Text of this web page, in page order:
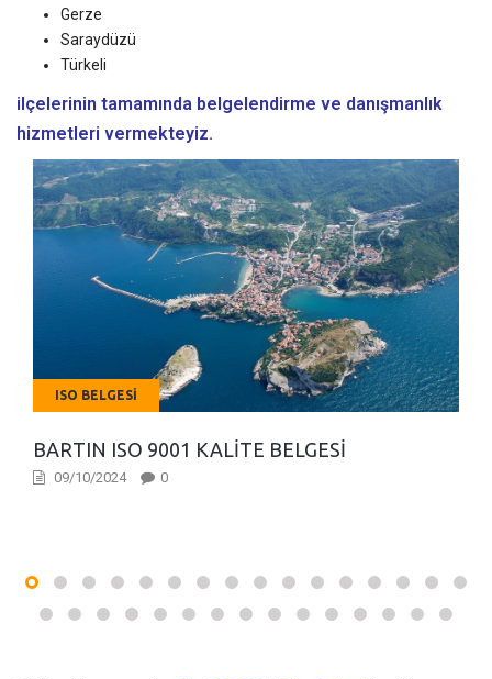
Gerze
Saraydüzü
Türkeli
ilçelerinin tamamında belgelendirme ve danışmanlık
hizmetleri vermekteyiz.
ISO BELGESI
BARTIN ISO 9001 KALITE BELGESI
09/10/2024 0